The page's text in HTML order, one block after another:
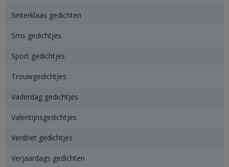
Sinterklaas gedichten
Sms gedichtjes
Sport gedichtjes
Trouwgedichtjes
Vaderdag gedichtjes
Valentijnsgedichtjes
Verdriet gedichtjes
Verjaardags gedichten